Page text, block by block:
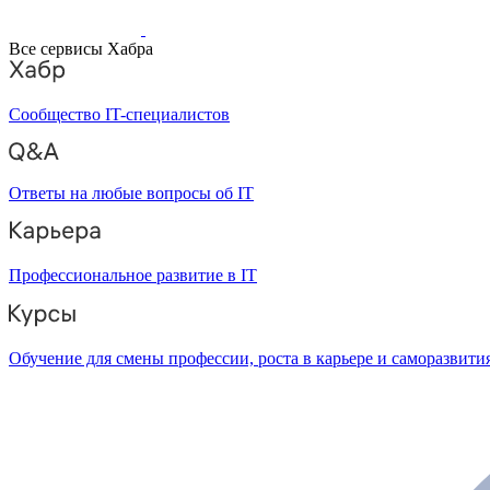
Все сервисы Хабра
Сообщество IT-специалистов
Ответы на любые вопросы об IT
Профессиональное развитие в IT
Обучение для смены профессии, роста в карьере и